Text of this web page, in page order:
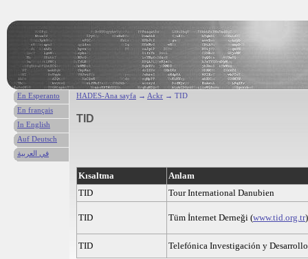
HADES-Ana sayfa → Ackr → TID
TID
Kısaltma
Anlam
TID
Tour International Danubien
TID Tüm İnternet Derneği (www.tid.org.tr)
TID Telefónica Investigación y Desarrollo
En Esperanto
En français
In English
Auf Deutsch
في العربية